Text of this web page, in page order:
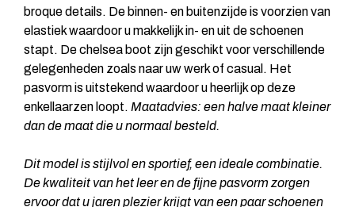
broque details. De binnen- en buitenzijde is voorzien van
elastiek waardoor u makkelijk in- en uit de schoenen
stapt. De chelsea boot zijn geschikt voor verschillende
gelegenheden zoals naar uw werk of casual. Het
pasvorm is uitstekend waardoor u heerlijk op deze
enkellaarzen loopt. Maatadvies: een halve maat kleiner
dan de maat die u normaal besteld.
Dit model is stijlvol en sportief, een ideale combinatie.
De kwaliteit van het leer en de fijne pasvorm zorgen
ervoor dat u jaren plezier krijgt van een paar schoenen